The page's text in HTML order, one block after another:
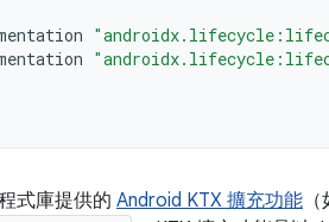
式庫提供的 Android KTX 擴充功能